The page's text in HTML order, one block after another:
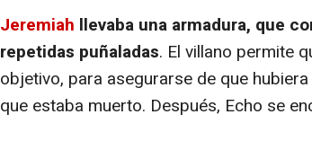
Jeremiah llevaba una armadura, que
repetidas puñaladas. El villano permite
objetivo, para asegurarse de que
que estaba muerto. Después, Echo se